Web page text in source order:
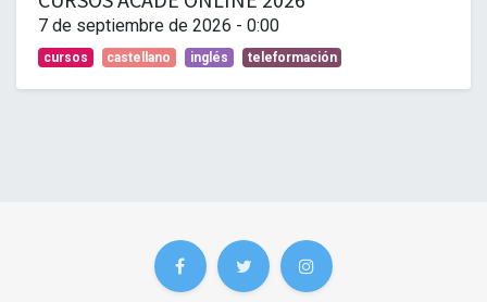
7 de septiembre de 2026 - 0:00
cursos castellano inglés teleformación